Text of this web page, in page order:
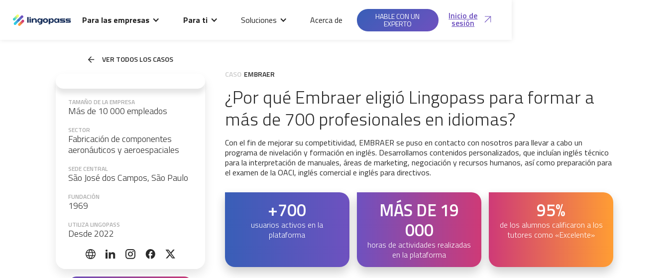
Para las empresas Para ti Soluciones Acerca de HABLE CON UN
EXPERTO
Inicio de
sesión
VER TODOS LOS CASOS
TAMAÑO DE LA EMPRESA
Más de 10 000 empleados
SECTOR
Fabricación de componentes
aeronáuticos y aeroespaciales
SEDE CENTRAL
São José dos Campos, São Paulo
FUNDACIÓN
1969
UTILIZA LINGOPASS
Desde 2022
CASO EMBRAER
¿Por qué Embraer eligió Lingopass para formar a
más de 700 profesionales en idiomas?
Con el fin de mejorar su competitividad, EMBRAER se puso en contacto con nosotros para llevar a cabo un
programa de nivelación y formación en inglés. Desarrollamos contenidos personalizados, que incluían inglés técnico
para la interpretación de manuales, áreas de marketing, negociación y recursos humanos, así como preparación para
el examen de la OACI, inglés comercial e inglés para directivos.
+700
usuarios activos en la
plataforma
MÁS DE 19
000
horas de actividades realizadas
en la plataforma
95%
de los alumnos calificaron a los
tutores como «Excelente»